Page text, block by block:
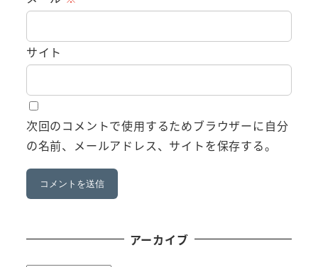
サイト
次回のコメントで使用するためブラウザーに自分
の名前、メールアドレス、サイトを保存する。
アーカイブ